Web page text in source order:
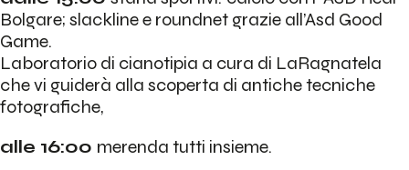
Bolgare; slackline e roundnet grazie all’Asd Good
Game.
Laboratorio di cianotipia a cura di LaRagnatela
che vi guiderà alla scoperta di antiche tecniche
fotografiche,
alle 16:00 merenda tutti insieme.